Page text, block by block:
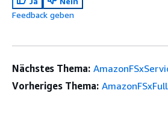
Feedback geben
Nächstes Thema:
Vorheriges Thema: